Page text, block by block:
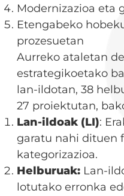
Modernizazioa eta
Etengabeko
prozesuetan
Aurreko ataletan
estrategikoetako
lan-ildotan, 38
27 proiektutan,
Lan-ildoak (LI):
garatu nahi dituen
kategorizazioa.
Helburuak: Lan-
lotutako erronka